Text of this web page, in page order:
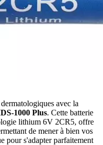
avec la
1000 Plus. Cette batterie
lithium 6V 2CR5, offre
de mener à bien vos
pour s'adapter parfaitement